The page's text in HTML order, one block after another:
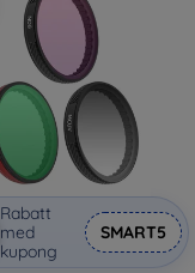
Rabatt
med
kupong
SMART5